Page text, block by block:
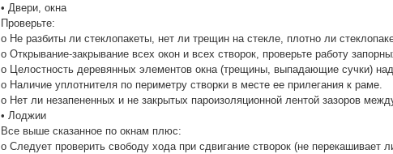
• Двери, окна
Проверьте:
o Не разбиты ли стеклопакеты, нет ли трещин на стекле, плотно ли
o Открывание-закрывание всех окон и всех створок, проверьте работу
o Целостность деревянных элементов окна (трещины, выпадающие сучки)
o Наличие уплотнителя по периметру створки в месте ее прилегания к раме.
o Нет ли незапененных и не закрытых пароизоляционной лентой зазоров
• Лоджии
Все выше сказанное по окнам плюс:
o Следует проверить свободу хода при сдвигание створок (не перекашивает